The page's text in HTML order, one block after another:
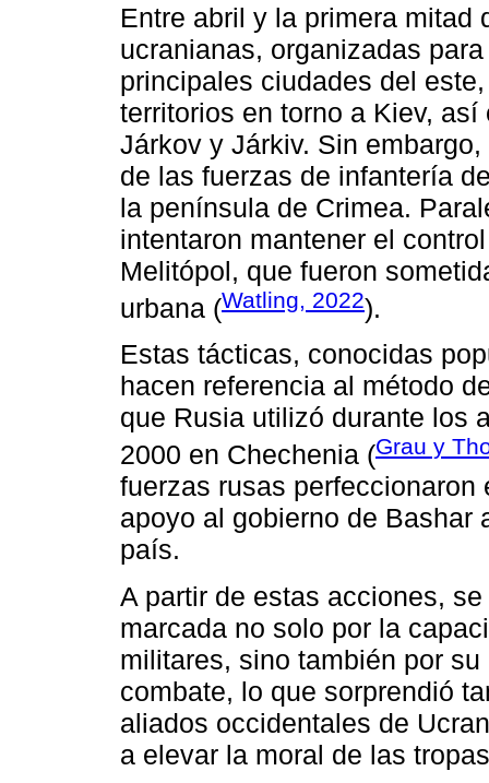
Entre abril y la primera mitad
ucranianas, organizadas
principales ciudades del
territorios en torno a Kiev,
Járkov y Járkiv. Sin
de las fuerzas de infantería
la península de Crimea.
intentaron mantener el
Melitópol, que fueron
urbana (Watling, 2022).
Estas tácticas, conocidas
hacen referencia al método
que Rusia utilizó durante los
2000 en Chechenia (Grau y
fuerzas rusas
apoyo al gobierno de Bashar
país.
A partir de estas acciones,
marcada no solo por la
militares, sino también por
combate, lo que sorprendió
aliados occidentales de
a elevar la moral de las